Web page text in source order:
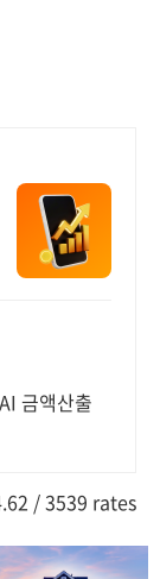
금액산출
/3539 rates